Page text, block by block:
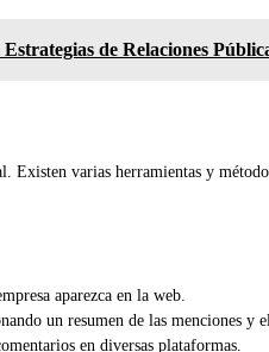
de Relaciones
varias herramientas y
aparezca en la web.
un resumen de las menciones y
en diversas plataformas.